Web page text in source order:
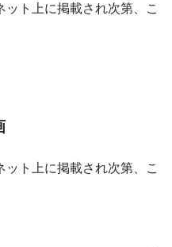
ット上に掲載され次第、こ
ット上に掲載され次第、こ